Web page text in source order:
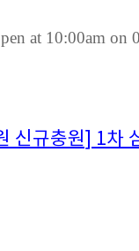
at 10:00am on
신규충원] 1차